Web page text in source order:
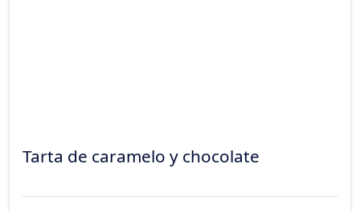
Tarta de caramelo y chocolate